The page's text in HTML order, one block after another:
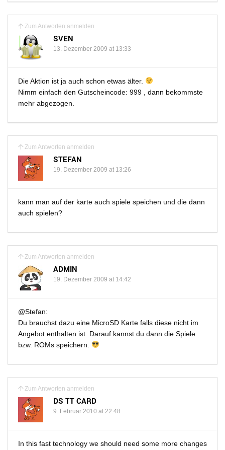
Zum Antworten anmelden
SVEN
13. Dezember 2009 at 13:33
Die Aktion ist ja auch schon etwas älter.
Nimm einfach den Gutscheincode: 999 , dann bekommste
mehr abgezogen.
Zum Antworten anmelden
STEFAN
19. Dezember 2009 at 13:26
kann man auf der karte auch spiele speichen und die dann
auch spielen?
Zum Antworten anmelden
ADMIN
19. Dezember 2009 at 14:42
@Stefan:
Du brauchst dazu eine MicroSD Karte falls diese nicht im
Angebot enthalten ist. Darauf kannst du dann die Spiele
bzw. ROMs speichern.
Zum Antworten anmelden
DS TT CARD
9. Februar 2010 at 22:48
In this fast technology we should need some more changes